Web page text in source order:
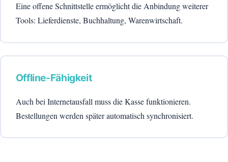
Eine offene Schnittstelle ermöglicht die Anbindung weiterer
Tools: Lieferdienste, Buchhaltung, Warenwirtschaft.
Offline-Fähigkeit
Auch bei Internetausfall muss die Kasse funktionieren.
Bestellungen werden später automatisch synchronisiert.